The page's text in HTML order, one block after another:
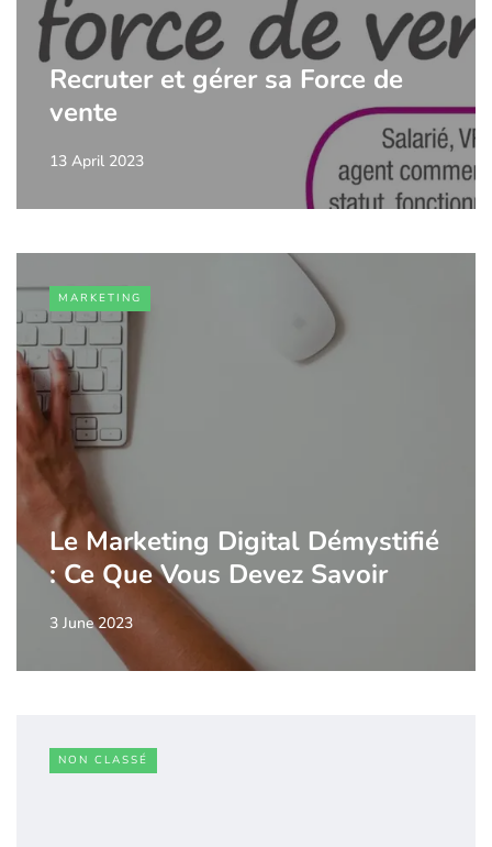
Recruter et gérer sa Force de
vente
13 April 2023
MARKETING
Le Marketing Digital Démystifié
: Ce Que Vous Devez Savoir
3 June 2023
NON CLASSÉ